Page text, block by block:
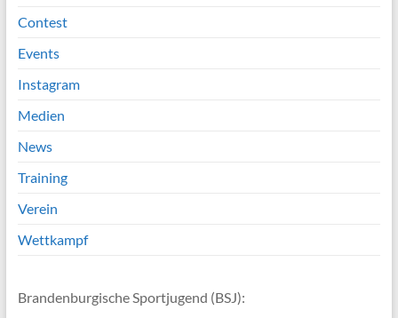
Contest
Events
Instagram
Medien
News
Training
Verein
Wettkampf
Brandenburgische Sportjugend (BSJ):